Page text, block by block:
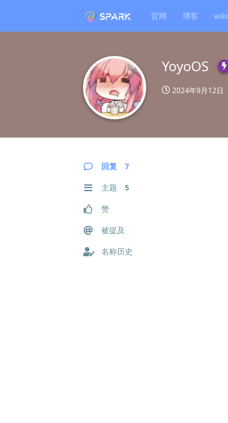
官网 博客 wiki
YoyoOS
2024年9月12日
回复 7
主题 5
赞
被提及
名称历史